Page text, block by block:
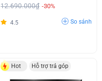
12.690.000₫ -30%
4.5 So sánh
Hot Hỗ trợ trả góp